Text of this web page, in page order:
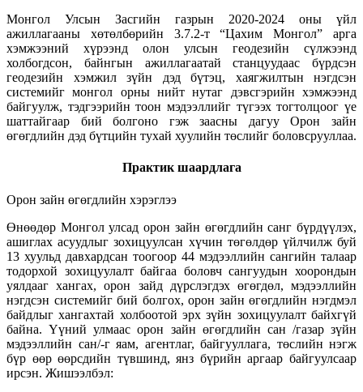
Монгол Улсын Засгийн газрын 2020-2024 оны үйл
ажиллагааны хөтөлбөрийн 3.7.2-т “Цахим Монгол” арга
хэмжээний хүрээнд олон улсын геодезийн сүлжээнд
холбогдсон, байнгын ажиллагаатай станцуудаас бүрдсэн
геодезийн хэмжил зүйн дэд бүтэц, хаягжилтын нэгдсэн
системийг монгол орны нийт нутаг дэвсгэрийн хэмжээнд
байгуулж, тэдгээрийн тоон мэдээллийг түгээх тогтолцоог үе
шаттайгаар бий болгоно гэж заасны дагуу Орон зайн
өгөгдлийн дэд бүтцийн тухай хуулийн төслийг боловсрууллаа.
Практик шаардлага
Орон зайн өгөгдлийн хэрэглээ
Өнөөдөр Монгол улсад орон зайн өгөгдлийн санг бүрдүүлэх,
ашиглах асуудлыг зохицуулсан хүчин төгөлдөр үйлчилж буй
13 хуульд давхардсан тоогоор 44 мэдээллийн сангийн талаар
тодорхой зохицуулалт байгаа боловч сангуудын хоорондын
уялдааг хангах, орон зайд дүрслэгдэх өгөгдөл, мэдээллийн
нэгдсэн системийг бий болгох, орон зайн өгөгдлийн нэгдмэл
байдлыг хангахтай холбоотой эрх зүйн зохицуулалт байхгүй
байна. Үүний улмаас орон зайн өгөгдлийн сан /газар зүйн
мэдээллийн сан/-г яам, агентлаг, байгууллага, төслийн нэгж
бүр өөр өөрсдийн түвшинд, янз бүрийн аргаар байгуулсаар
ирсэн. Жишээлбэл: